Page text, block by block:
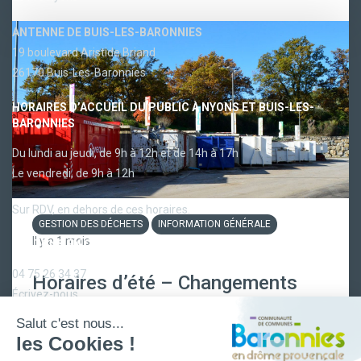
GESTION DES DÉCHETS INFORMATION GÉNÉRALE
Il y a 1 mois
Horaires d’été – Changements
intercommunales
ANTENNE DE BUIS-LES-BARONNIES
19 boulevard Aristide Briand
26170 Buis-Les-Baronnies
HORAIRES D’ACCUEIL DU PUBLIC À NYONS ET BUIS-LES-
BARONNIES
Du lundi au jeudi, de 9h à 12h et de 14h à 17h
Le vendredi, de 9h à 12h
Sur RDV, en dehors de ces horaires.
RESTONS EN CONTACT
04 75 26 34 37
Écrivez-nous